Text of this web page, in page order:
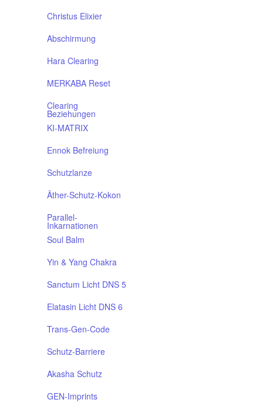
Christus Elixier
Abschirmung
Hara Clearing
MERKABA Reset
Clearing
Beziehungen
KI-MATRIX
Ennok Befreiung
Schutzlanze
Äther-Schutz-Kokon
Parallel-
Inkarnationen
Soul Balm
Yin & Yang Chakra
Sanctum Licht DNS 5
Elatasin Licht DNS 6
Trans-Gen-Code
Schutz-Barriere
Akasha Schutz
GEN-Imprints